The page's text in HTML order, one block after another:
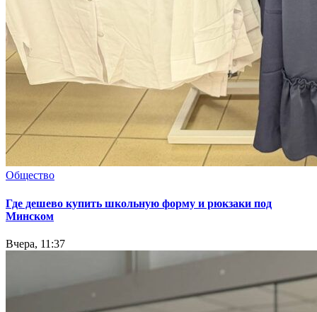
Общество
Где дешево купить школьную форму и рюкзаки под
Минском
Вчера, 11:37